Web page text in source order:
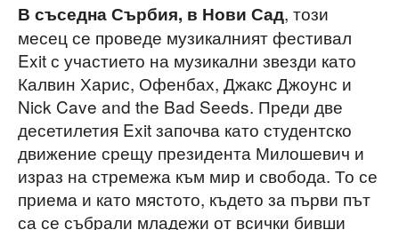
В съседна Сърбия, в Нови Сад, този
месец се проведе музикалният фестивал
Exit с участието на музикални звезди като
Калвин Харис, Офенбах, Джакс Джоунс и
Nick Cave and the Bad Seeds. Преди две
десетилетия Exit започва като студентско
движение срещу президента Милошевич и
израз на стремежа към мир и свобода. То се
приема и като мястото, където за първи път
са се събрали младежи от всички бивши